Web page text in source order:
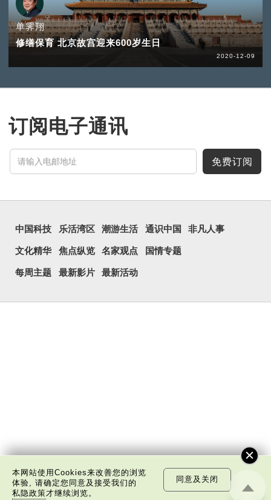
单霁翔
修缮保育 北京故宫迎来600岁生日
2020-12-09
订阅电子通讯
免费订阅
中国科技 乐活湾区 潮游生活 通识中国 非凡人事
文化精华 焦点纵览 名家观点 国情专题
每周主题 最新影片 最新活动
本网站使用Cookies来改善您的浏览
体验, 请确定您同意及接受我们的
私隐政策才继续浏览。
同意及关闭